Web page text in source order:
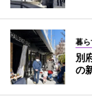
暮ら
別
の